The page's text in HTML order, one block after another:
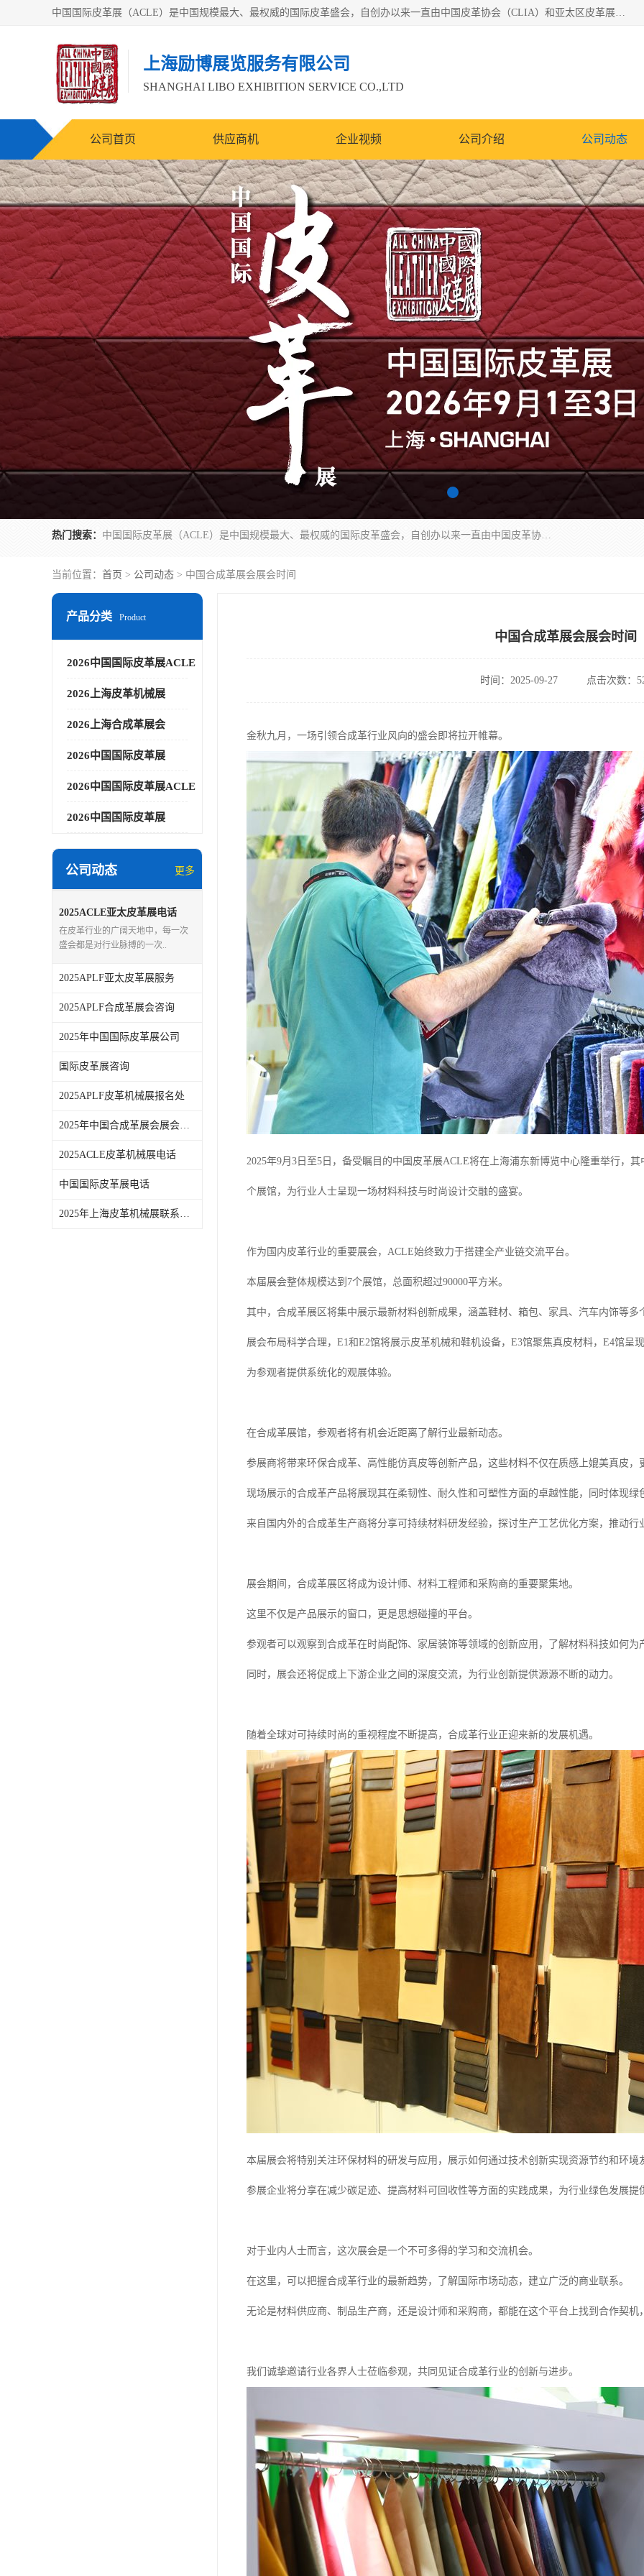
中国国际皮革展（ACLE）是中国规模最大、最权威的国际皮革盛会，自创办以来一直由中国皮革协会（CLIA）和亚太区皮革展有限公司（APLF）共同举办
上海励博展览服务有限公司
SHANGHAI LIBO EXHIBITION SERVICE CO.,LTD
公司首页 供应商机 企业视频 公司介绍 公司动态
热门搜索： 中国国际皮革展（ACLE）是中国规模最大、最权威的国际皮革盛会，自创办以来一直由中国皮革协会（CLIA）和亚太区皮革展有限公司（APLF）共同举办
当前位置： 首页 > 公司动态 > 中国合成革展会展会时间
产品分类 Product
2026中国国际皮革展ACLE
2026上海皮革机械展
2026上海合成革展会
2026中国国际皮革展
2026中国国际皮革展ACLE
2026中国国际皮革展
公司动态 更多
2025ACLE亚太皮革展电话
在皮革行业的广阔天地中，每一次
盛会都是对行业脉搏的一次..
2025APLF亚太皮革展服务
2025APLF合成革展会咨询
2025年中国国际皮革展公司
国际皮革展咨询
2025APLF皮革机械展报名处
2025年中国合成革展会展会时间
2025ACLE皮革机械展电话
中国国际皮革展电话
2025年上海皮革机械展联系方式
中国合成革展会展会时间
时间：2025-09-27 点击次数：
金秋九月，一场引领合成革行业风向的盛会即将拉开帷幕。
2025年9月3日至5日，备受瞩目的中国皮革展ACLE将在上海浦东新博览中心隆重举行，
个展馆，为行业人士呈现一场材料科技与时尚设计交融的盛宴。
作为国内皮革行业的重要展会，ACLE始终致力于搭建全产业链交流平台。
本届展会整体规模达到7个展馆，总面积超过90000平方米。
其中，合成革展区将集中展示最新材料创新成果，涵盖鞋材、箱包、家具、汽车内饰等多
展会布局科学合理，E1和E2馆将展示皮革机械和鞋机设备，E3馆聚焦真皮材料，E4馆呈
为参观者提供系统化的观展体验。
在合成革展馆，参观者将有机会近距离了解行业最新动态。
参展商将带来环保合成革、高性能仿真皮等创新产品，这些材料不仅在质感上媲美真皮，
现场展示的合成革产品将展现其在柔韧性、耐久性和可塑性方面的卓越性能，同时体现绿
来自国内外的合成革生产商将分享可持续材料研发经验，探讨生产工艺优化方案，推动
展会期间，合成革展区将成为设计师、材料工程师和采购商的重要聚集地。
这里不仅是产品展示的窗口，更是思想碰撞的平台。
参观者可以观察到合成革在时尚配饰、家居装饰等领域的创新应用，了解材料科技如何为
同时，展会还将促成上下游企业之间的深度交流，为行业创新提供源源不断的动力。
随着全球对可持续时尚的重视程度不断提高，合成革行业正迎来新的发展机遇。
本届展会将特别关注环保材料的研发与应用，展示如何通过技术创新实现资源节约和环境
参展企业将分享在减少碳足迹、提高材料可回收性等方面的实践成果，为行业绿色发展提
对于业内人士而言，这次展会是一个不可多得的学习和交流机会。
在这里，可以把握合成革行业的最新趋势，了解国际市场动态，建立广泛的商业联系。
无论是材料供应商、制品生产商，还是设计师和采购商，都能在这个平台上找到合作契机
我们诚挚邀请行业各界人士莅临参观，共同见证合成革行业的创新与进步。